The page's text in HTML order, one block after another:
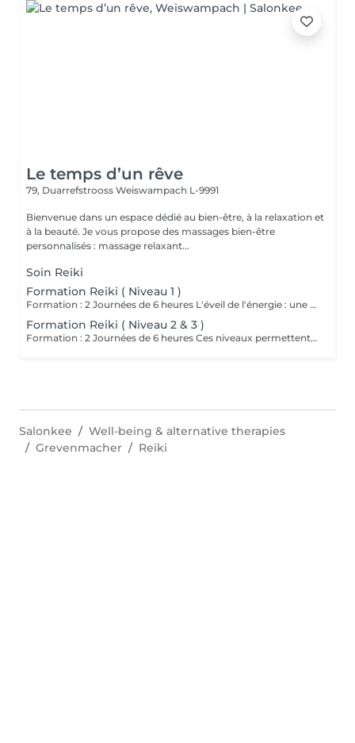
Le temps d’un rêve
79, Duarrefstrooss Weiswampach L-9991
Bienvenue dans un espace dédié au bien-être, à la relaxation et
à la beauté. Je vous propose des massages bien-être
personnalisés : massage relaxant...
Soin Reiki
Formation Reiki ( Niveau 1 )
Formation : 2 Journées de 6 heures L'éveil de l'énergie : une initiation à l'énergie universelle du Reiki Usui. Ce 1er niveau permet d'apprendre à canaliser et transmettre l'énergie par imposition des mains, sur soi et sur autrui. La formation aborde les bases de la méthode traditionnelle de Mikao Usui, la purification énergétique, les auto-traitements et la découverte du centre intérieur. Cours en présentiel, théorique , pratique et initiation. Accessible a tous. Prévoir son pique nique.
Formation Reiki ( Niveau 2 & 3 )
Formation : 2 Journées de 6 heures Ces niveaux permettent d'approfondir la pratique énergétique à travers la découverte des symboles sacrés, le travail à distance et la guérison émotionnelle, tout en ouvrant la voie vers la maîtrise intérieure. Un voyage de transformation et de rayonnement, où l'énergie du Reiki devient une véritable voie de conscience et de paix intérieure. Initiation aux symboles Reiki Usui. Cours en présentiel, pratique et théorique. Attention accès uniquement si vous avez passez le niveau 1. Prévoir pique nique.
Salonkee
Well-being & alternative therapies
Grevenmacher
Reiki